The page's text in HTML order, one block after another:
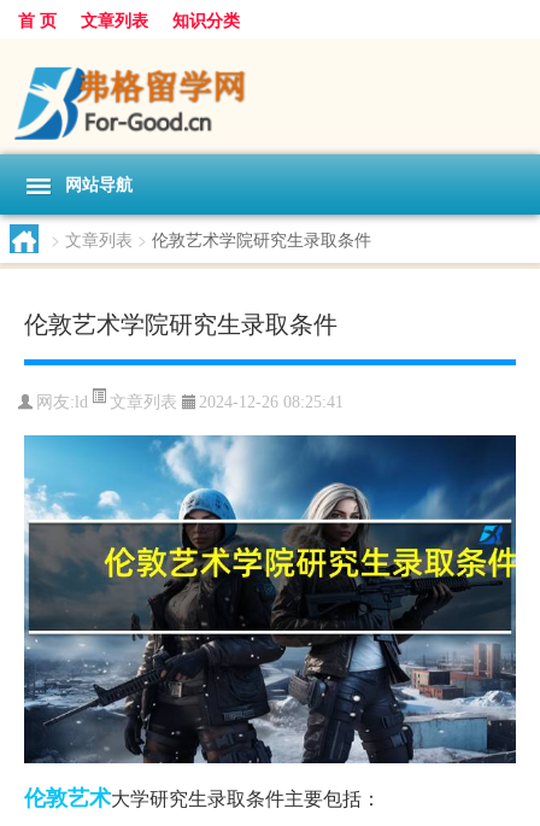
首 页 文章列表 知识分类
网站导航
> 文章列表 > 伦敦艺术学院研究生录取条件
伦敦艺术学院研究生录取条件
网友: ld 文章列表 2024-12-26 08:25:41
伦敦艺术大学研究生录取条件主要包括：